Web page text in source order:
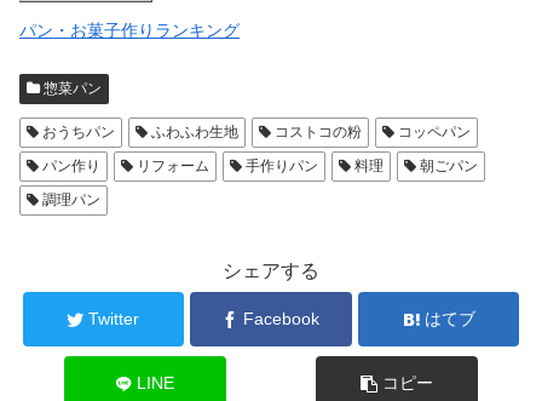
パン・お菓子作りランキング
惣菜パン
おうちパン ふわふわ生地 コストコの粉
コッペパン
パン作り
リフォーム 手作りパン 料理
朝ごパン
調理パン
シェアする
Twitter Facebook はてブ
LINE コピー